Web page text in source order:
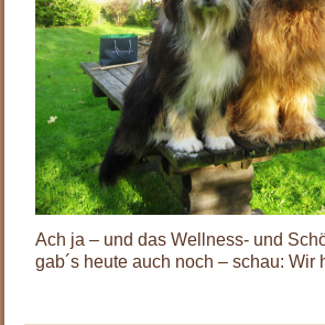
Ach ja – und das Wellness- und
gab´s heute auch noch – schau: Wir